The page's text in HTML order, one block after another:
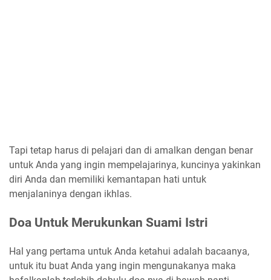
Tapi tetap harus di pelajari dan di amalkan dengan benar
untuk Anda yang ingin mempelajarinya, kuncinya yakinkan
diri Anda dan memiliki kemantapan hati untuk
menjalaninya dengan ikhlas.
Doa Untuk Merukunkan Suami Istri
Hal yang pertama untuk Anda ketahui adalah bacaanya,
untuk itu buat Anda yang ingin mengunakanya maka